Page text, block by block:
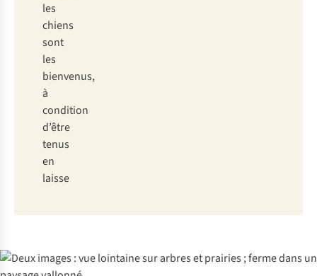
les
chiens
sont
les
bienvenus,
à
condition
d’être
tenus
en
laisse